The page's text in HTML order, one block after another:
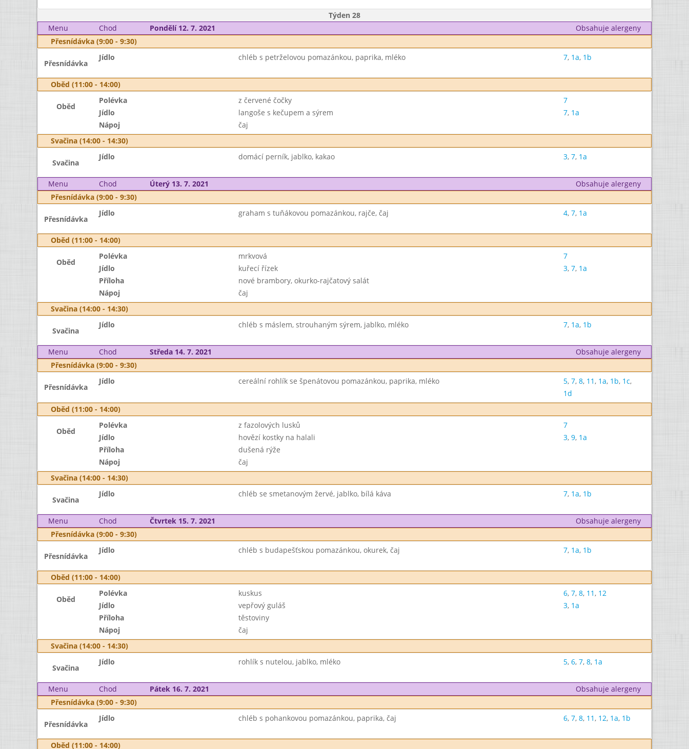
Týden 28
Menu
Chod Pondělí 12. 7. 2021
Obsahuje alergeny
Přesnídávka (9:00 - 9:30)
Přesnídávka
Jídlo chléb s petrželovou pomazánkou, paprika, mléko 7, 1a, 1b
Oběd (11:00 - 14:00)
Oběd
Polévka z červené čočky
7
Jídlo
langoše s kečupem a sýrem 7, 1a
Nápoj
čaj
Svačina (14:00 - 14:30)
Svačina
Jídlo domácí perník, jablko, kakao 3, 7, 1a
Menu Chod Úterý 13. 7. 2021
Obsahuje alergeny
Přesnídávka (9:00 - 9:30)
Přesnídávka
Jídlo graham s tuňákovou pomazánkou, rajče, čaj 4, 7, 1a
Oběd (11:00 - 14:00)
Oběd
Polévka mrkvová
7
Jídlo
kuřecí řízek 3, 7, 1a
Příloha
nové brambory, okurko-rajčatový salát
Nápoj
čaj
Svačina (14:00 - 14:30)
Svačina
Jídlo chléb s máslem, strouhaným sýrem, jablko, mléko 7, 1a, 1b
Menu Chod Středa 14. 7. 2021
Obsahuje alergeny
Přesnídávka (9:00 - 9:30)
Přesnídávka
Jídlo cereální rohlík se špenátovou pomazánkou, paprika, mléko 5, 7, 8, 11, 1a, 1b, 1c,
1d
Oběd (11:00 - 14:00)
Oběd
Polévka z fazolových lusků
7
Jídlo
hovězí kostky na halali 3, 9, 1a
Příloha
dušená rýže
Nápoj
čaj
Svačina (14:00 - 14:30)
Svačina
Jídlo chléb se smetanovým žervé, jablko, bílá káva 7, 1a, 1b
Menu Chod Čtvrtek 15. 7. 2021
Obsahuje alergeny
Přesnídávka (9:00 - 9:30)
Přesnídávka
Jídlo chléb s budapešťskou pomazánkou, okurek, čaj 7, 1a, 1b
Oběd (11:00 - 14:00)
Oběd
Polévka kuskus 6, 7, 8, 11, 12
Jídlo
vepřový guláš 3, 1a
Příloha
těstoviny
Nápoj
čaj
Svačina (14:00 - 14:30)
Svačina
Jídlo rohlík s nutelou, jablko, mléko 5, 6, 7, 8, 1a
Menu Chod Pátek 16. 7. 2021
Obsahuje alergeny
Přesnídávka (9:00 - 9:30)
Přesnídávka
Jídlo chléb s pohankovou pomazánkou, paprika, čaj 6, 7, 8, 11, 12, 1a, 1b
Oběd (11:00 - 14:00)